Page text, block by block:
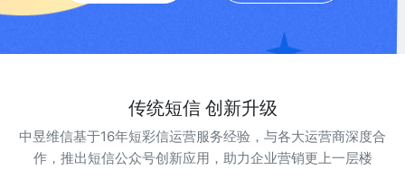
传统短信 创新升级
中昱维信基于16年短彩信运营服务经验，与各大运营商深度合
作，推出短信公众号创新应用，助力企业营销更上一层楼